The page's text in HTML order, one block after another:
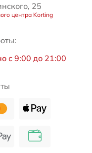
25
центра Korting
с 9:00 до 21:00